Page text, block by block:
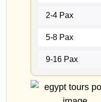
2-4 Pax
5-8 Pax
9-16 Pax